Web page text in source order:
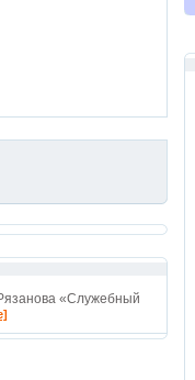
«Служебный